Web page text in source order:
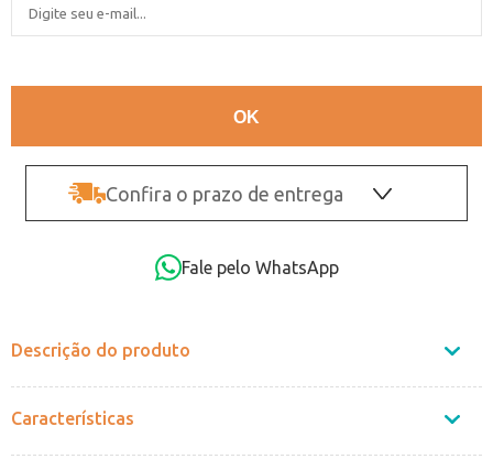
Confira o prazo de entrega
Fale pelo WhatsApp
Descrição do produto
Características